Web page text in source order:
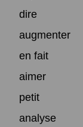
dire
augmenter
en fait
aimer
petit
analyse